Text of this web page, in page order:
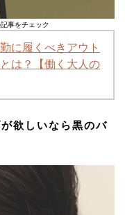
事をチェック
に履くべきアウト
は？【働く大人の
欲しいなら黒のバ